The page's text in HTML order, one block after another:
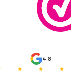
4.8